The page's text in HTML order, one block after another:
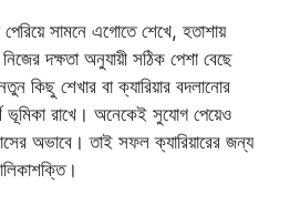
পেরিয়ে সামনে এগোতে শেখে, হতাশায়
দক্ষতা অনুযায়ী সঠিক পেশা বেছে
কিছু শেখার বা ক্যারিয়ার বদলানোর
ভূমিকা রাখে। অনেকেই সুযোগ পেয়েও
অভাবে। তাই সফল ক্যারিয়ারের জন্য